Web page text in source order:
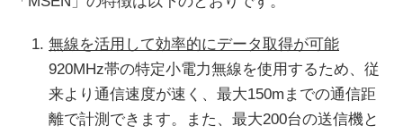
無線を活用して効率的にデータ取得が可能
920MHz帯の特定小電力無線を使用するため、従
来より通信速度が速く、最大150mまでの通信距
離で計測できます。また、最大200台の送信機と